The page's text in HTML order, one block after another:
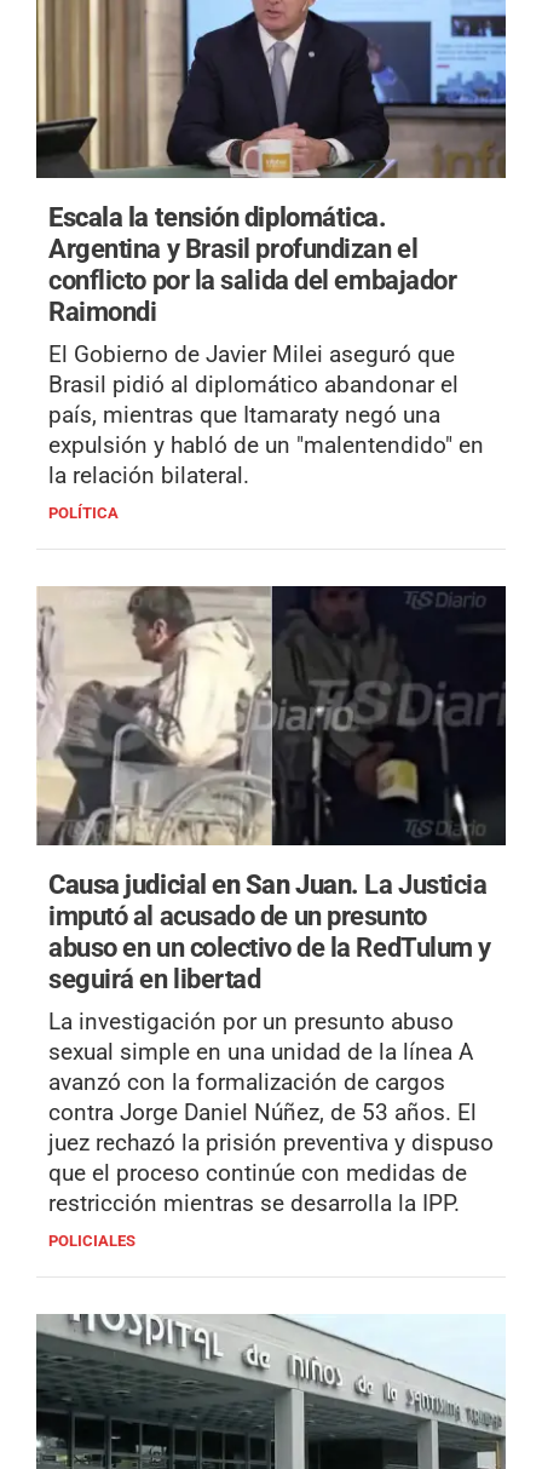
Escala la tensión diplomática.
Argentina y Brasil profundizan el
conflicto por la salida del embajador
Raimondi
El Gobierno de Javier Milei aseguró que
Brasil pidió al diplomático abandonar el
país, mientras que Itamaraty negó una
expulsión y habló de un "malentendido" en
la relación bilateral.
POLÍTICA
Causa judicial en San Juan. La Justicia
imputó al acusado de un presunto
abuso en un colectivo de la RedTulum y
seguirá en libertad
La investigación por un presunto abuso
sexual simple en una unidad de la línea A
avanzó con la formalización de cargos
contra Jorge Daniel Núñez, de 53 años. El
juez rechazó la prisión preventiva y dispuso
que el proceso continúe con medidas de
restricción mientras se desarrolla la IPP.
POLICIALES